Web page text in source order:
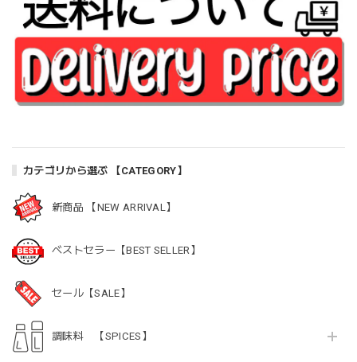
カテゴリから選ぶ 【CATEGORY】
新商品 【NEW ARRIVAL】
ベストセラー【BEST SELLER】
セール【SALE】
調味料 【SPICES】